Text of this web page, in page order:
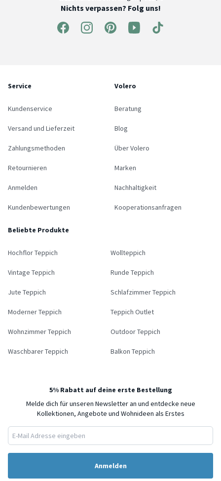
Nichts verpassen? Folg uns!
Service
Kundenservice
Versand und Lieferzeit
Zahlungsmethoden
Retournieren
Anmelden
Kundenbewertungen
Volero
Beratung
Blog
Über Volero
Marken
Nachhaltigkeit
Kooperationsanfragen
Beliebte Produkte
Hochflor Teppich Wollteppich
Vintage Teppich Runde Teppich
Jute Teppich Schlafzimmer Teppich
Moderner Teppich Teppich Outlet
Wohnzimmer Teppich Outdoor Teppich
Waschbarer Teppich Balkon Teppich
5% Rabatt auf deine erste Bestellung
Melde dich für unseren Newsletter an und entdecke neue
Kollektionen, Angebote und Wohnideen als Erstes
Anmelden